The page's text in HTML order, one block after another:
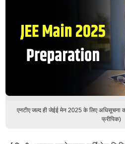
एनटीए जल्द ही जेईई मेन 2025 के लिए अधिसूचना
फ्रीपिक)